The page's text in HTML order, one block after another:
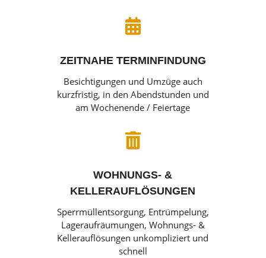

ZEITNAHE TERMINFINDUNG
Besichtigungen und Umzüge auch
kurzfristig, in den Abendstunden und
am Wochenende / Feiertage

WOHNUNGS- &
KELLERAUFLÖSUNGEN
Sperrmüllentsorgung, Entrümpelung,
Lageraufräumungen, Wohnungs- &
Kellerauflösungen unkompliziert und
schnell